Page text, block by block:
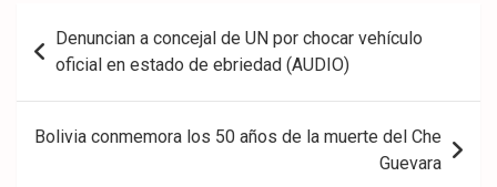
Navegación
de
entradas
Denuncian a concejal de UN por chocar vehículo
oficial en estado de ebriedad (AUDIO)
Bolivia conmemora los 50 años de la muerte del Che
Guevara